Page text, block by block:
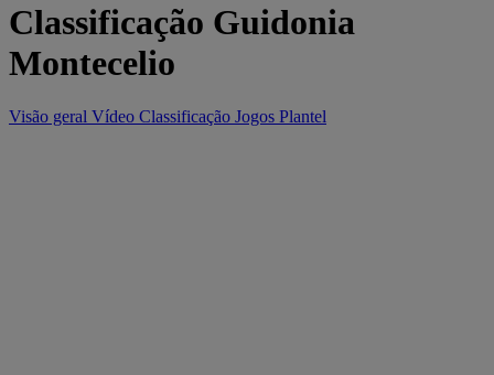
Classificação Guidonia
Montecelio
Visão geral Vídeo Classificação Jogos Plantel